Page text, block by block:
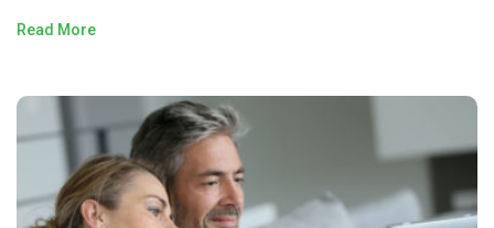
Read More